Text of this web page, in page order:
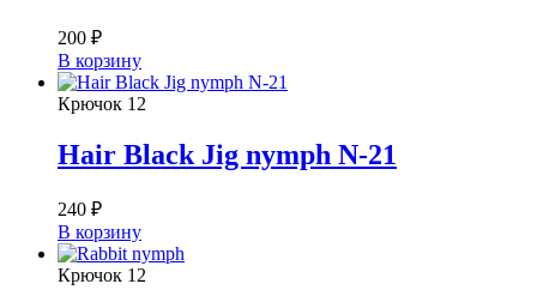
200 ₽
В корзину
Крючок 12
Hair Black Jig nymph N-21
240 ₽
В корзину
Крючок 12